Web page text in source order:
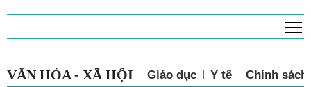
VĂN HÓA - XÃ HỘI Giáo dục Y tế Chính sách